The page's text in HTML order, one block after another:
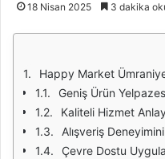
18 Nisan 2025 3 dakika
Happy Market
Geniş Ürün
Kaliteli Hizmet
Alışveriş
Çevre Dostu